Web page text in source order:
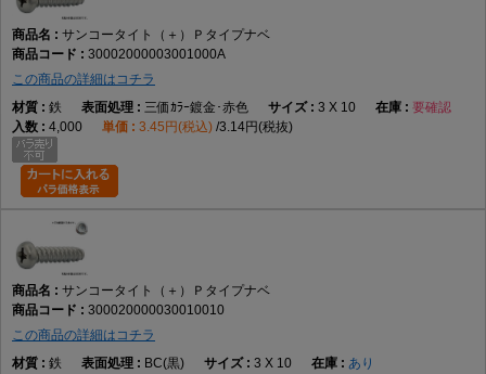
サンコータイト（＋）Ｐタイプナベ
30002000003001000A
この商品の詳細はコチラ
鉄
三価ｶﾗｰ鍍金･赤色 3 X 10
要確認
4,000
3.45円(税込) 3.14円(税抜)
サンコータイト（＋）Ｐタイプナベ
300020000030010010
この商品の詳細はコチラ
鉄
BC(黒) 3 X 10
あり